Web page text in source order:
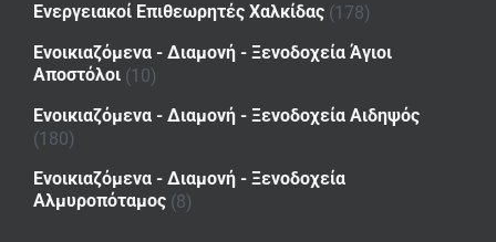
Ενεργειακοί Επιθεωρητές Χαλκίδας (178)
Ενοικιαζόμενα - Διαμονή - Ξενοδοχεία Άγιοι
Αποστόλοι (10)
Ενοικιαζόμενα - Διαμονή - Ξενοδοχεία Αιδηψός
(180)
Ενοικιαζόμενα - Διαμονή - Ξενοδοχεία
Αλμυροπόταμος (8)